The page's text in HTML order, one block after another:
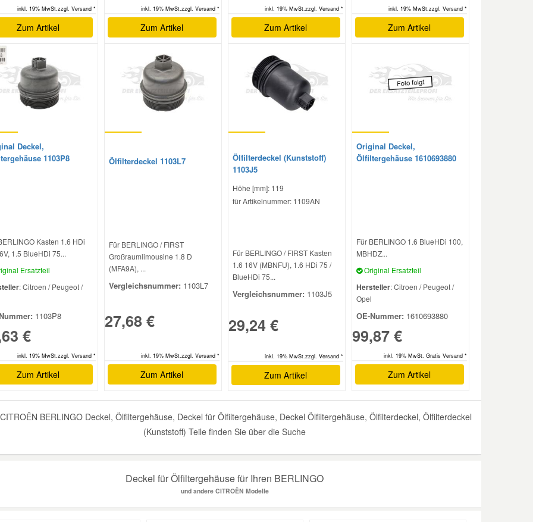
inkl. 19% MwSt.zzgl. Versand *
Zum Artikel
inkl. 19% MwSt.zzgl. Versand *
Zum Artikel
inkl. 19% MwSt.zzgl. Versand *
Zum Artikel
inkl. 19% MwSt.zzgl. Versand *
Zum Artikel
Deckel,
1103P8
Kasten 1.6 HDi
1.5 BlueHDi 75...
Ersatzteil
: Citroen / Peugeot /
1103P8
€
inkl. 19% MwSt.zzgl. Versand *
Zum Artikel
Ölfilterdeckel 1103L7
Für BERLINGO / FIRST
Großraumlimousine 1.8 D
(MFA9A), ...
Vergleichsnummer: 1103L7
27,68 €
inkl. 19% MwSt.zzgl. Versand *
Zum Artikel
Ölfilterdeckel (Kunststoff)
1103J5
Höhe [mm]: 119
für Artikelnummer: 1109AN
Für BERLINGO / FIRST Kasten
1.6 16V (MBNFU), 1.6 HDi 75 /
BlueHDi 75...
Vergleichsnummer: 1103J5
29,24 €
inkl. 19% MwSt.zzgl. Versand *
Zum Artikel
Original Deckel,
Ölfiltergehäuse 1610693880
Für BERLINGO 1.6 BlueHDi 100,
MBHDZ...
Original Ersatzteil
Hersteller: Citroen / Peugeot /
Opel
OE-Nummer: 1610693880
99,87 €
inkl. 19% MwSt. Gratis Versand *
Zum Artikel
BERLINGO Deckel, Ölfiltergehäuse, Deckel für Ölfiltergehäuse, Deckel Ölfiltergehäuse, Ölfilterdeckel, Ölfilterdeckel
(Kunststoff) Teile finden Sie über die Suche
Deckel für Ölfiltergehäuse für Ihren BERLINGO
und andere CITROËN Modelle